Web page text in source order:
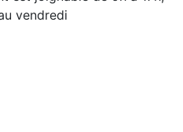
vendredi